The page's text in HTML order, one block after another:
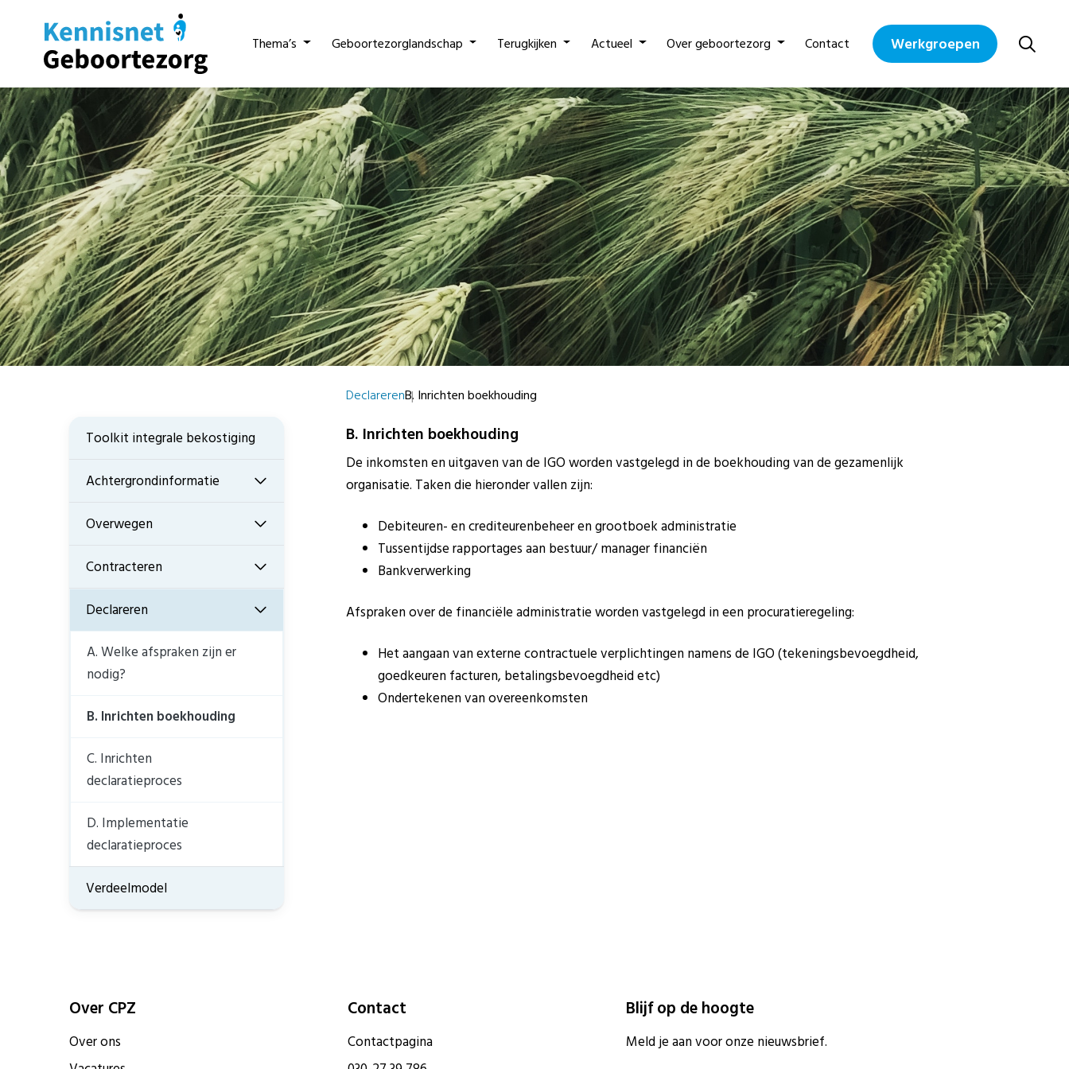
Thema’s Geboortezorglandschap Terugkijken Actueel Over geboortezorg Contact Werkgroepen
Toolkit integrale bekostiging
Achtergrondinformatie
Overwegen
Contracteren
Declareren
A. Welke afspraken zijn er
nodig?
B. Inrichten boekhouding
C. Inrichten
declaratieproces
D. Implementatie
declaratieproces
Verdeelmodel
DeclarerenB. Inrichten boekhouding
B. Inrichten boekhouding
De inkomsten en uitgaven van de IGO worden vastgelegd in de boekhouding van de gezamenlijk
organisatie. Taken die hieronder vallen zijn:
Debiteuren- en crediteurenbeheer en grootboek administratie
Tussentijdse rapportages aan bestuur/ manager financiën
Bankverwerking
Afspraken over de financiële administratie worden vastgelegd in een procuratieregeling:
Het aangaan van externe contractuele verplichtingen namens de IGO (tekeningsbevoegdheid,
goedkeuren facturen, betalingsbevoegdheid etc)
Ondertekenen van overeenkomsten
Over CPZ
Over ons
Contact
Contactpagina
Blijf op de hoogte
Meld je aan voor onze nieuwsbrief.